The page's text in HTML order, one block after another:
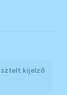
kijelző